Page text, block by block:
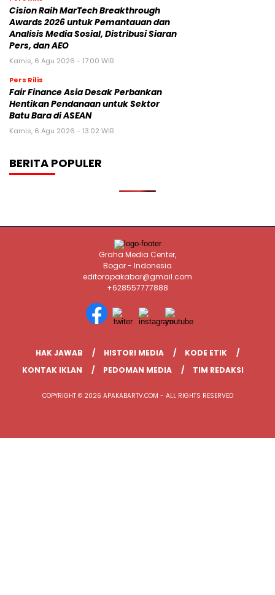
Cision Raih MarTech Breakthrough
Awards 2026 untuk Pemantauan dan
Analisis Media Sosial, Distribusi Siaran
Pers, dan AEO
Kamis, 6 Agu 2026 - 17:00 WIB
Pers Rilis
Fair Finance Asia Desak Perbankan
Hentikan Pendanaan untuk Sektor
Batu Bara di ASEAN
Kamis, 6 Agu 2026 - 13:02 WIB
BERITA POPULER
Graha Media Center,
Bogor - Indonesia
editorapakabar@gmail.com
+628557777888
HAK JAWAB HISTORI MEDIA
KODE ETIK
KONTAK IKLAN
PEDOMAN MEDIA TIM REDAKSI
COPYRIGHT © 2026 APAKABARTV.COM - ALL RIGHTS RESERVED